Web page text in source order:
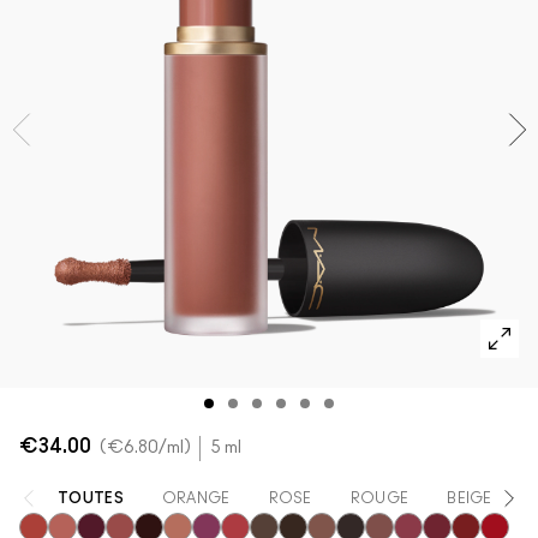
VOIR TOUT - VISAGE
VOIR TOUT - PINCEAUX
€34.00 €6.80/ml 5 ml
TOUTES ORANGE ROSE ROUGE BEIGE